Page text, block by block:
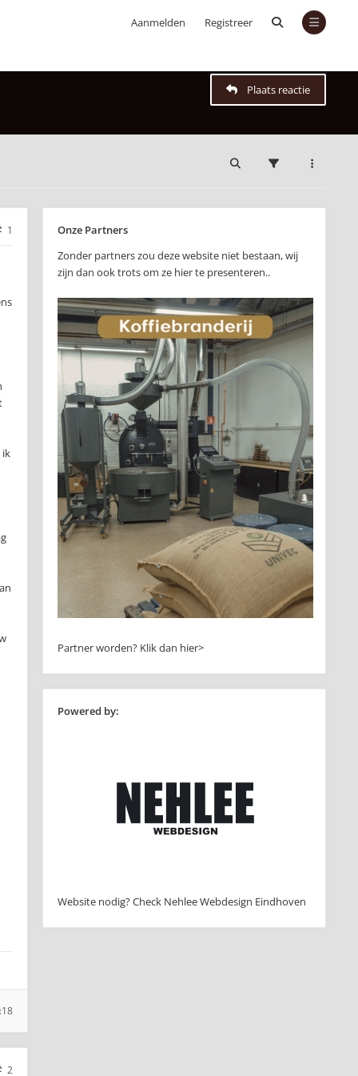
Aanmelden Registreer
Plaats reactie
1
ik
2
Onze Partners
Zonder partners zou deze website niet bestaan, wij
zijn dan ook trots om ze hier te presenteren..
Partner worden? Klik dan hier>
Powered by:
Website nodig? Check Nehlee Webdesign Eindhoven